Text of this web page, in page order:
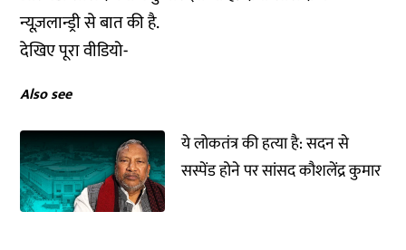
न्यूज़लान्ड्री से बात की है.
देखिए पूरा वीडियो-
Also see
ये लोकतंत्र की हत्या है: सदन से
सस्पेंड होने पर सांसद कौशलेंद्र कुमार